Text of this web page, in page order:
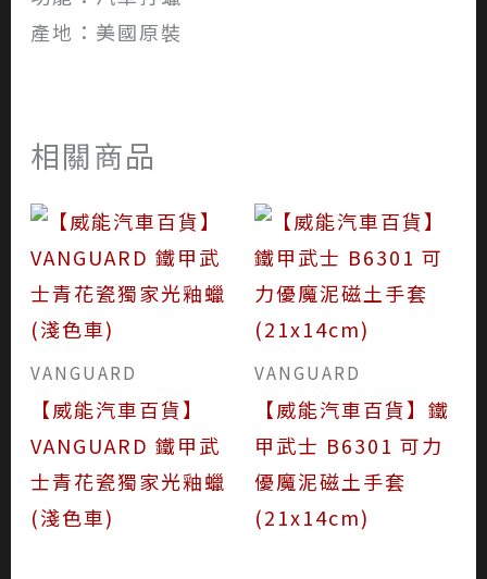
產地：美國原裝
相關商品
VANGUARD
【威能汽車百貨】
VANGUARD 鐵甲武
士青花瓷獨家光釉蠟
(淺色車)
VANGUARD
【威能汽車百貨】鐵
甲武士 B6301 可力
優魔泥磁土手套
(21x14cm)